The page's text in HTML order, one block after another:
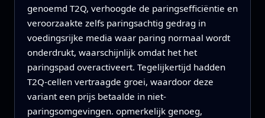
genoemd T2Q, verhoogde de paringsefficiëntie en
veroorzaakte zelfs paringsachtig gedrag in
voedingsrijke media waar paring normaal wordt
onderdrukt, waarschijnlijk omdat het het
paringspad overactiveert. Tegelijkertijd hadden
T2Q-cellen vertraagde groei, waardoor deze
variant een prijs betaalde in niet-
paringsomgevingen. opmerkelijk genoeg,